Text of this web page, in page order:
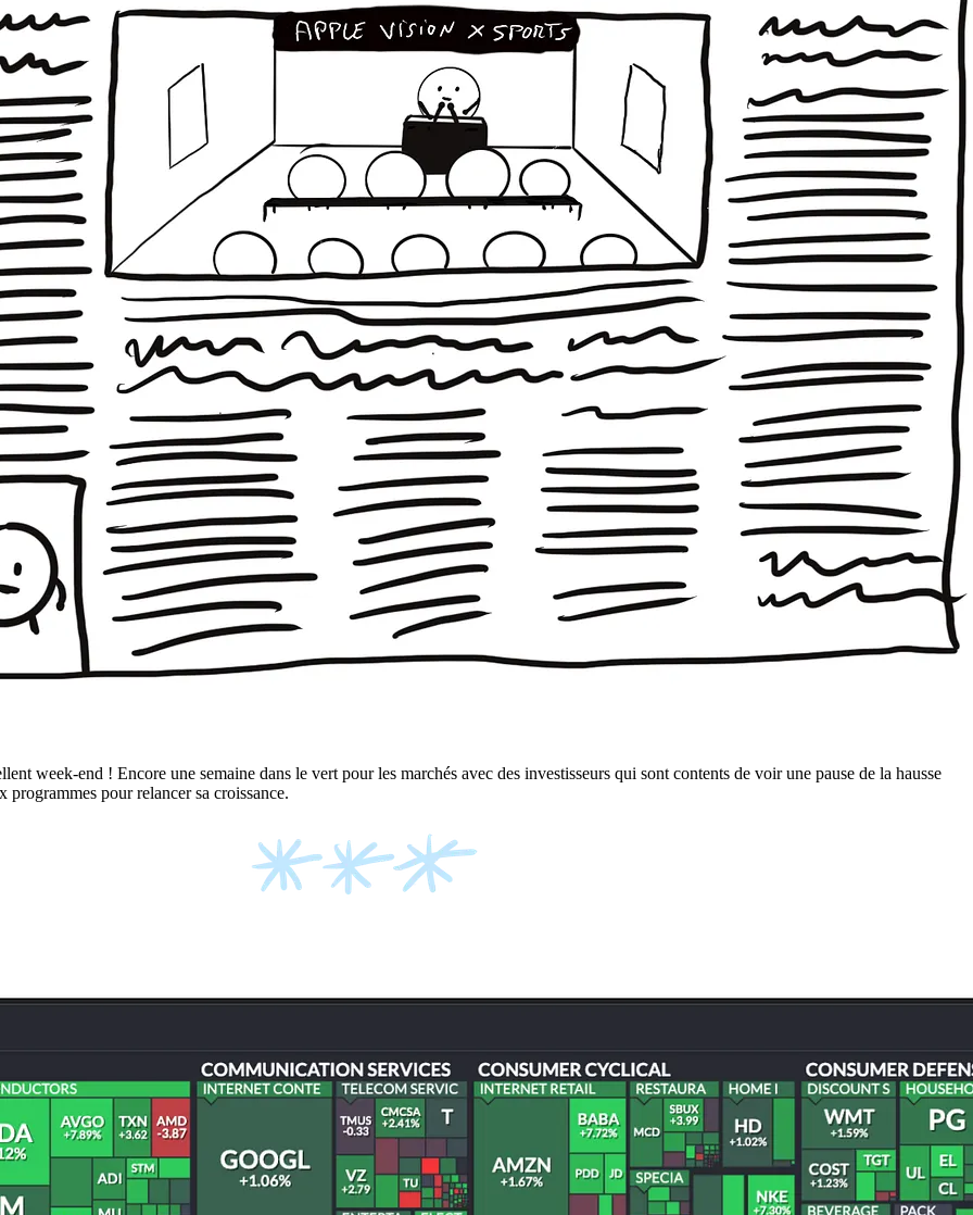
week-end ! Encore une semaine dans le vert pour les marchés avec des investisseurs qui sont contents de voir une pause de la hausse
pour relancer sa croissance.